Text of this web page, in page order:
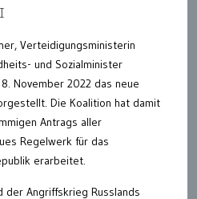
Verteidigungsministerin
und Sozialminister
November 2022 das neue
Die Koalition hat damit
Antrags aller
Regelwerk für das
erarbeitet.
der Angriffskrieg Russlands